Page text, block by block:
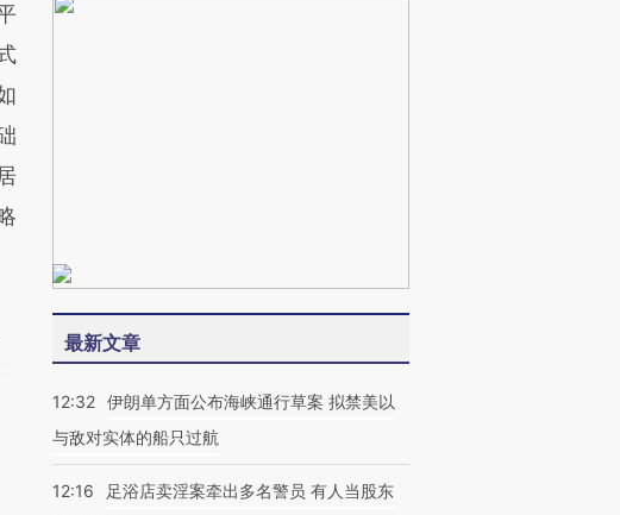
最新文章
12:32 伊朗单方面公布海峡通行草案 拟禁美以
与敌对实体的船只过航
12:16
足浴店卖淫案牵出多名警员 有人当股东